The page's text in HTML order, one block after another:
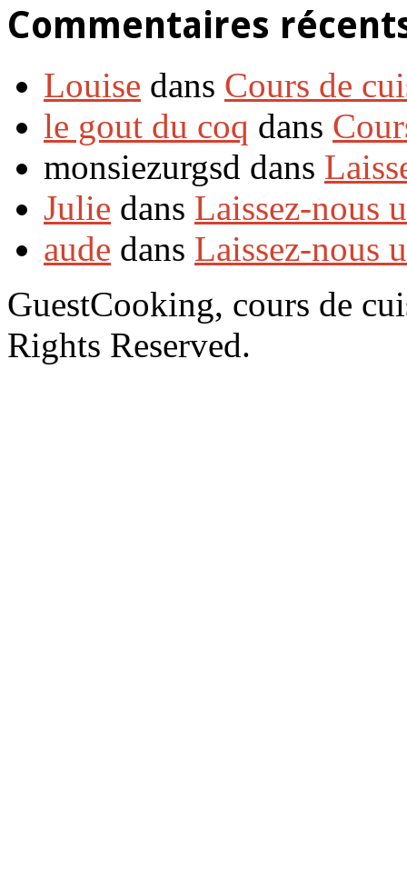
Commentaires
Louise dans Cours de
le gout du coq dans
monsiezurgsd dans
Julie dans Laissez-nous
aude dans Laissez-nous
GuestCooking, cours de
Rights Reserved.